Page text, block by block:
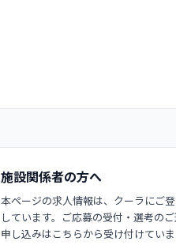
施設関係者の方へ
本ページの求人情報は、クーラにご
しています。ご応募の受付・選考の
申し込みはこちらから受け付けていま